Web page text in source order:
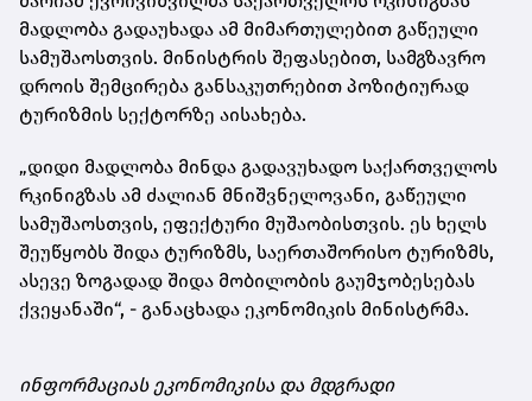
მადლობა გადაუხადა ამ მიმართულებით გაწეული
სამუშაოსთვის. მინისტრის შეფასებით, სამგზავრო
დროის შემცირება განსაკუთრებით პოზიტიურად
ტურიზმის სექტორზე აისახება.
„დიდი მადლობა მინდა გადავუხადო საქართველოს
რკინიგზას ამ ძალიან მნიშვნელოვანი, გაწეული
სამუშაოსთვის, ეფექტური მუშაობისთვის. ეს ხელს
შეუწყობს შიდა ტურიზმს, საერთაშორისო ტურიზმს,
ასევე ზოგადად შიდა მობილობის გაუმჯობესებას
ქვეყანაში“, - განაცხადა ეკონომიკის მინისტრმა.
ინფორმაციას ეკონომიკისა და მდგრადი